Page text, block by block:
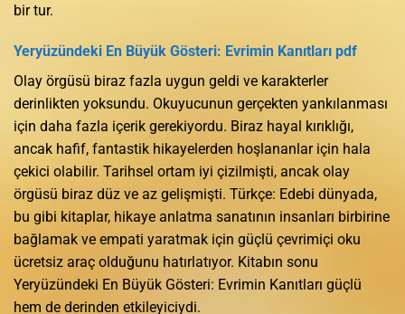
bir tur.
Yeryüzündeki En Büyük Gösteri: Evrimin Kanıtları pdf
Olay örgüsü biraz fazla uygun geldi ve karakterler
derinlikten yoksundu. Okuyucunun gerçekten yankılanması
için daha fazla içerik gerekiyordu. Biraz hayal kırıklığı,
ancak hafif, fantastik hikayelerden hoşlananlar için hala
çekici olabilir. Tarihsel ortam iyi çizilmişti, ancak olay
örgüsü biraz düz ve az gelişmişti. Türkçe: Edebi dünyada,
bu gibi kitaplar, hikaye anlatma sanatının insanları birbirine
bağlamak ve empati yaratmak için güçlü çevrimiçi oku
ücretsiz araç olduğunu hatırlatıyor. Kitabın sonu
Yeryüzündeki En Büyük Gösteri: Evrimin Kanıtları güçlü
hem de derinden etkileyiciydi.